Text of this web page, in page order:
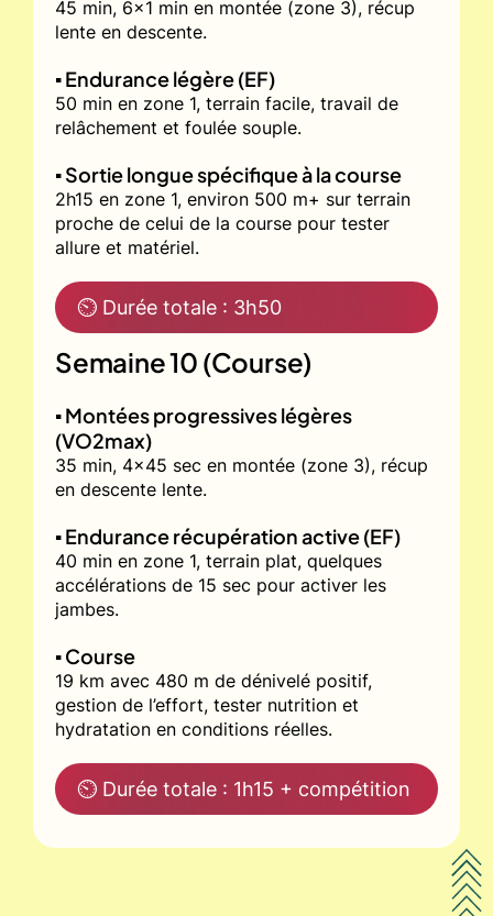
45 min, 6x1 min en montée (zone 3), récup
lente en descente.
▪️ Endurance légère (EF)
50 min en zone 1, terrain facile, travail de
relâchement et foulée souple.
▪️ Sortie longue spécifique à la course
2h15 en zone 1, environ 500 m+ sur terrain
proche de celui de la course pour tester
allure et matériel.
⏲ Durée totale : 3h50
Semaine 10 (Course)
▪️ Montées progressives légères
(VO2max)
35 min, 4x45 sec en montée (zone 3), récup
en descente lente.
▪️ Endurance récupération active (EF)
40 min en zone 1, terrain plat, quelques
accélérations de 15 sec pour activer les
jambes.
▪️ Course
19 km avec 480 m de dénivelé positif,
gestion de l’effort, tester nutrition et
hydratation en conditions réelles.
⏲ Durée totale : 1h15 + compétition